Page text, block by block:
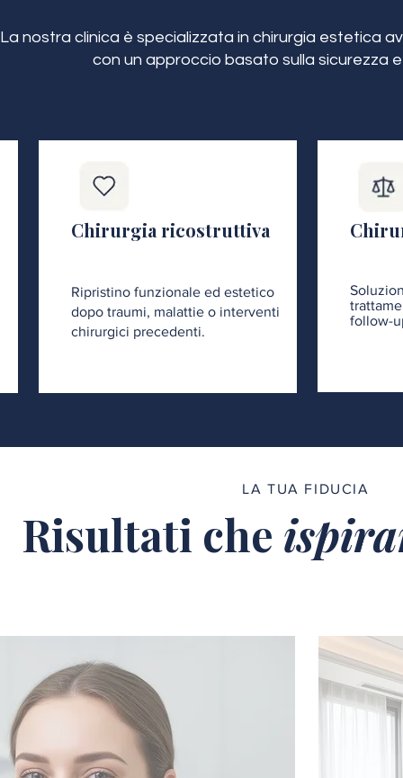
La nostra clinica è specializzata in chirurgia estetica
con un approccio basato sulla sicurezza
Chirurgia ricostruttiva
Ripristino funzionale ed estetico
dopo traumi, malattie o interventi
chirurgici precedenti.
follow-
LA TUA FIDUCIA
Risultati che